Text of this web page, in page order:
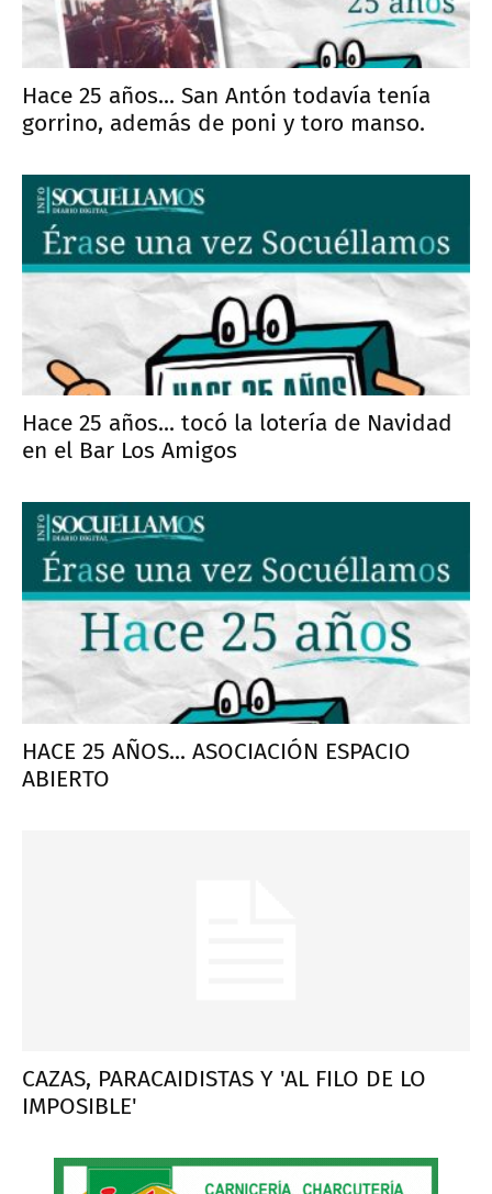
Hace 25 años... San Antón todavía tenía
gorrino, además de poni y toro manso.
Hace 25 años... tocó la lotería de Navidad
en el Bar Los Amigos
HACE 25 AÑOS... ASOCIACIÓN ESPACIO
ABIERTO
CAZAS, PARACAIDISTAS Y 'AL FILO DE LO
IMPOSIBLE'